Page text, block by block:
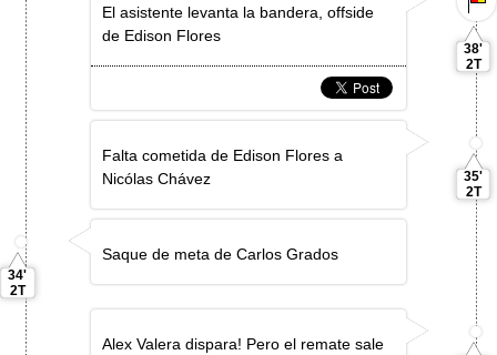
El asistente levanta la bandera, offside
de Edison Flores
38'
2T
Falta cometida de Edison Flores a
Nicólas Chávez
35'
2T
34'
2T
Saque de meta de Carlos Grados
Alex Valera dispara! Pero el remate sale